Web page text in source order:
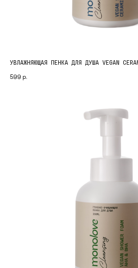
УВЛАЖНЯЮЩАЯ ПЕНКА ДЛЯ ДУША VEGAN
599р.